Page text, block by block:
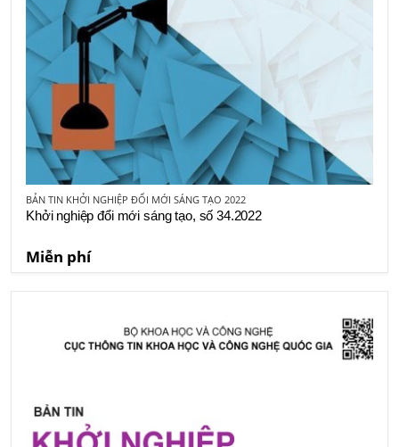
BẢN TIN KHỞI NGHIỆP ĐỔI MỚI SÁNG TẠO 2022
Khởi nghiệp đổi mới sáng tạo, số 34.2022
Miễn phí